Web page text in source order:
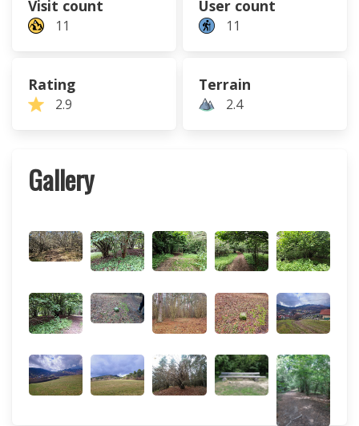
Visit count
11
User count
11
Rating
2.9
Terrain
2.4
Gallery